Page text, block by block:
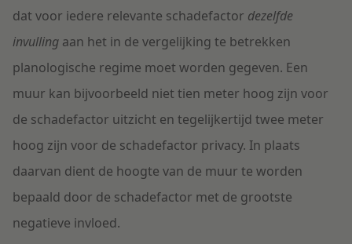
dat voor iedere relevante schadefactor dezelfde
invulling aan het in de vergelijking te betrekken
planologische regime moet worden gegeven. Een
muur kan bijvoorbeeld niet tien meter hoog zijn voor
de schadefactor uitzicht en tegelijkertijd twee meter
hoog zijn voor de schadefactor privacy. In plaats
daarvan dient de hoogte van de muur te worden
bepaald door de schadefactor met de grootste
negatieve invloed.